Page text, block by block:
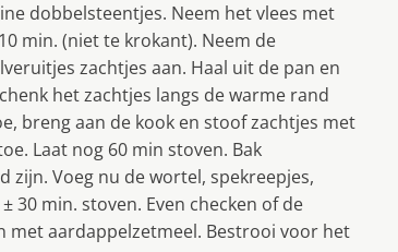
dobbelsteentjes. Neem het vlees met
min. (niet te krokant). Neem de
zachtjes aan. Haal uit de pan en
het zachtjes langs de warme rand
breng aan de kook en stoof zachtjes met
Laat nog 60 min stoven. Bak
Voeg nu de wortel, spekreepjes,
30 min. stoven. Even checken of de
met aardappelzetmeel. Bestrooi voor het